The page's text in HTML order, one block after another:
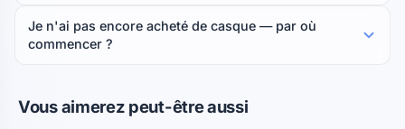
Je n'ai pas encore acheté de casque — par où
commencer ?
Vous aimerez peut-être aussi